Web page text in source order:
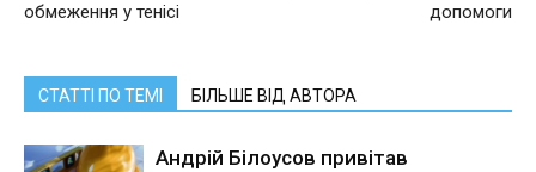
обмеження у тенісі
допомоги
СТАТТІ ПО ТЕМІ БІЛЬШЕ ВІД АВТОРА
Андрій Білоусов привітав